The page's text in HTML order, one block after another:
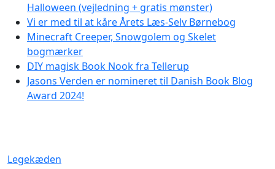
Halloween (vejledning + gratis mønster)
Vi er med til at kåre Årets Læs-Selv Børnebog
Minecraft Creeper, Snowgolem og Skelet
bogmærker
DIY magisk Book Nook fra Tellerup
Jasons Verden er nomineret til Danish Book Blog
Award 2024!
Legekæden